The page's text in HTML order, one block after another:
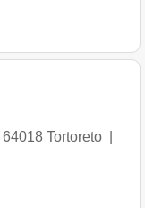
64018 Tortoreto